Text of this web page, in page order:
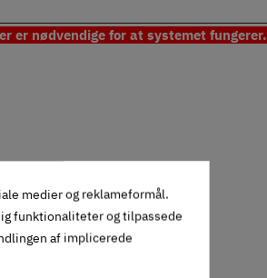
er nødvendige for at systemet fungerer.
medier og reklameformål.
funktionaliteter og tilpassede
af implicerede